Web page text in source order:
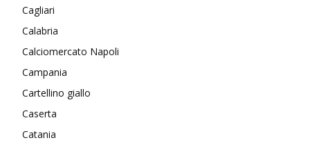
Cagliari
Calabria
Calciomercato Napoli
Campania
Cartellino giallo
Caserta
Catania